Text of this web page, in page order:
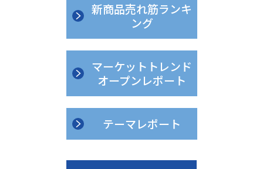
新商品売れ筋ランキ
ング
マーケットトレンド
オープンレポート
テーマレポート